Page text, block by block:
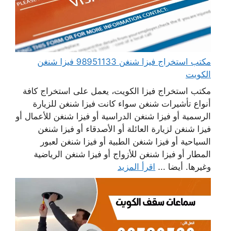
مكتب استخراج فيزا شنغن 98951133 فيزا شنغن
الكويت
مكتب استخراج فيزا الكويت، يعمل على استخراج كافة
أنواع تأشيرات شنغن سواء كانت فيزا شنغن للزيارة
الرسمية أو فيزا شنغن الدراسية أو فيزا شنغن للأعمال أو
فيزا شنغن لزيارة العائلة أو الأصدقاء أو فيزا شنغن
السياحية أو فيزا شنغن الطبية أو فيزا شنغن لعبور
المطار أو فيزا شنغن للأزواج أو فيزا شنغن الرياضية
وغيرها. أيضا ... اقرأ المزيد